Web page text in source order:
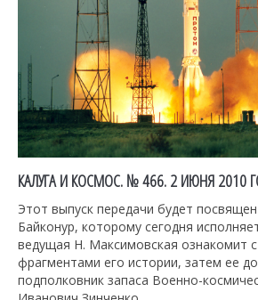
КАЛУГА И КОСМОС. № 466. 2 ИЮНЯ 2010
Этот выпуск передачи будет
Байконур, которому сегодня
ведущая Н. Максимовская ознакомит
фрагментами его истории, затем ее
подполковник запаса Военно-